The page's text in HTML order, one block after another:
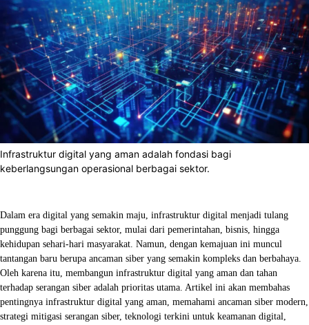
Infrastruktur digital yang aman adalah fondasi bagi
keberlangsungan operasional berbagai sektor.
Dalam era digital yang semakin maju, infrastruktur digital menjadi tulang
punggung bagi berbagai sektor, mulai dari pemerintahan, bisnis, hingga
kehidupan sehari-hari masyarakat. Namun, dengan kemajuan ini muncul
tantangan baru berupa ancaman siber yang semakin kompleks dan berbahaya.
Oleh karena itu, membangun infrastruktur digital yang aman dan tahan
terhadap serangan siber adalah prioritas utama. Artikel ini akan membahas
pentingnya infrastruktur digital yang aman, memahami ancaman siber modern,
strategi mitigasi serangan siber, teknologi terkini untuk keamanan digital,